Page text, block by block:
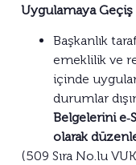
Uygulamaya Geçiş
Başkanlık
emeklilik ve
içinde
durumlar
Belgelerini
olarak
(509 Sıra No.lu